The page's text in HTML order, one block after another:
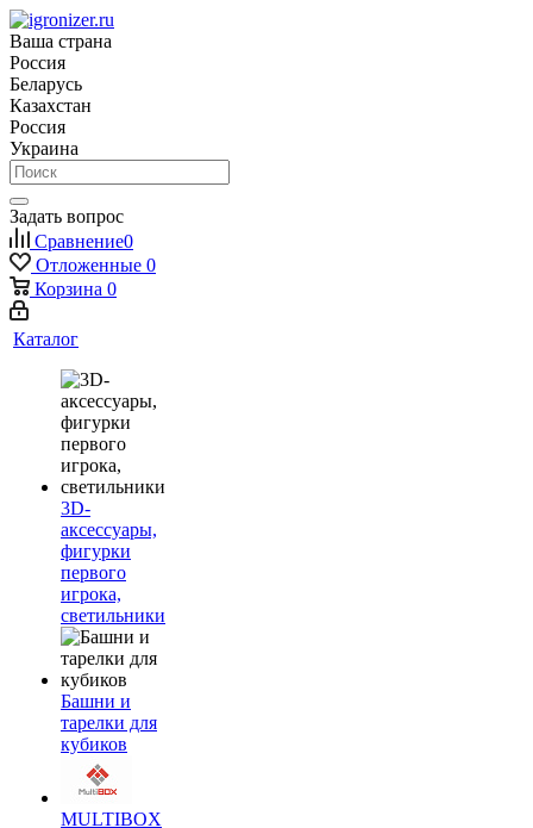
Ваша страна
Россия
Беларусь
Казахстан
Россия
Украина
Задать вопрос
Сравнение0
Отложенные 0
Корзина 0
Каталог
3D-
аксессуары,
фигурки
первого
игрока,
светильники
Башни и
тарелки для
кубиков
MULTIBOX